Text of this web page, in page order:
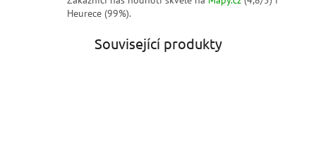
Heurece (99%).
Související produkty